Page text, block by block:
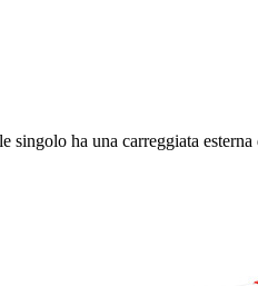
singolo ha una carreggiata esterna